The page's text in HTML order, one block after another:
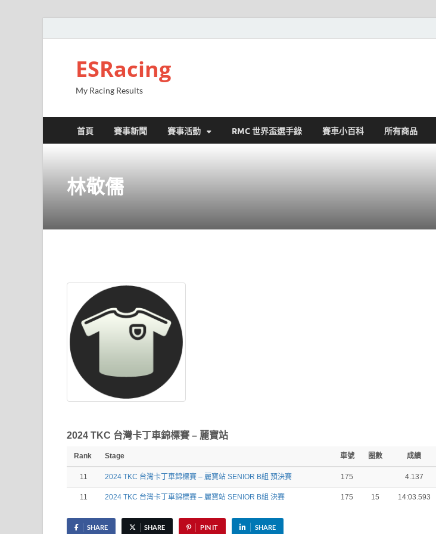
ESRacing
My Racing Results
首頁 賽事新聞 賽事活動 RMC 世界盃選手錄 賽車小百科 所有商品
林敬儒
2024 TKC 台灣卡丁車錦標賽 – 麗寶站
Rank Stage 車號 圈數 成績
11 2024 TKC 台灣卡丁車錦標賽 – 麗寶站 SENIOR B組 預決賽 175 4.137
11 2024 TKC 台灣卡丁車錦標賽 – 麗寶站 SENIOR B組 決賽 175 15 14:03.593
SHARE SHARE PIN IT SHARE